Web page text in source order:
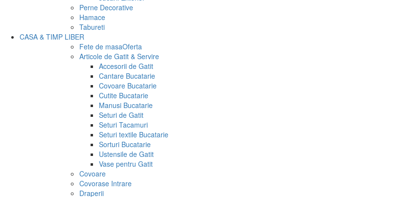
Perne Decorative
Hamace
Tabureti
CASA & TIMP LIBER
Fete de masaOferta
Articole de Gatit & Servire
Accesorii de Gatit
Cantare Bucatarie
Covoare Bucatarie
Cutite Bucatarie
Manusi Bucatarie
Seturi de Gatit
Seturi Tacamuri
Seturi textile Bucatarie
Sorturi Bucatarie
Ustensile de Gatit
Vase pentru Gatit
Covoare
Covorase Intrare
Draperii